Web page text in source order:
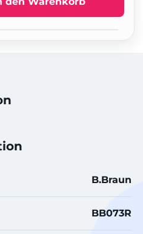
B.Braun
BB073R